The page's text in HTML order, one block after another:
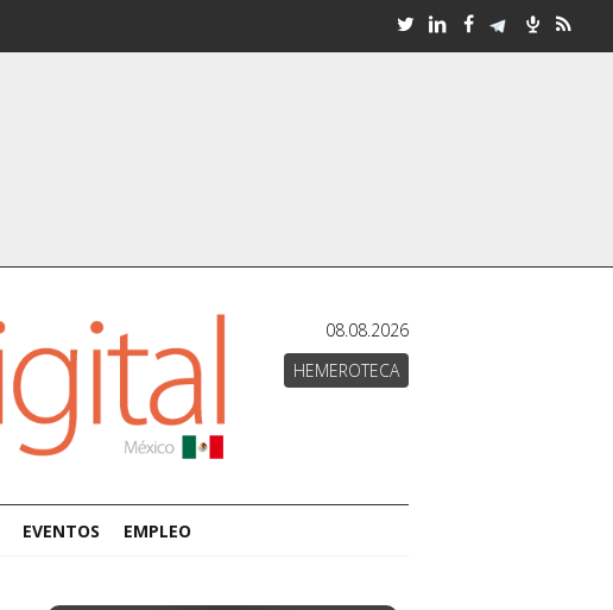
08.08.2026
HEMEROTECA
EVENTOS EMPLEO